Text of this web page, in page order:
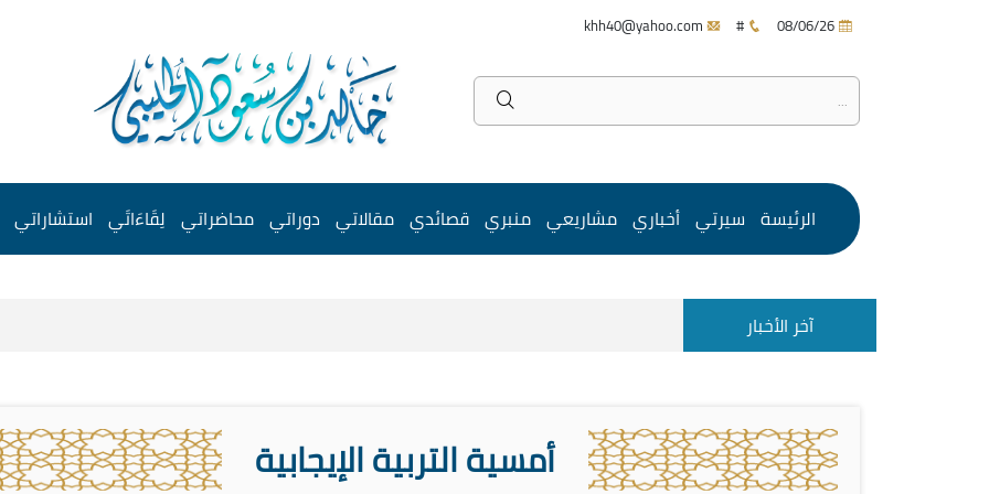
#
الرئيسة سيرتي أخباري مشاريعي منبري قصائدي مقالاتي دوراتي محاضراتي لِقَاءَاتَي استشاراتي
آخر الأخبار
أمسية التربية الإيجابية